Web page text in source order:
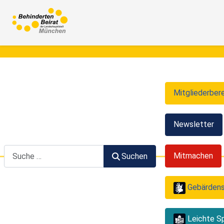
Suchen
Suchen
Newsletter
Mitmachen
Leichte